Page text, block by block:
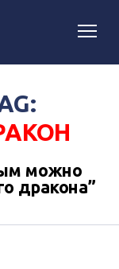
можно
дракона”